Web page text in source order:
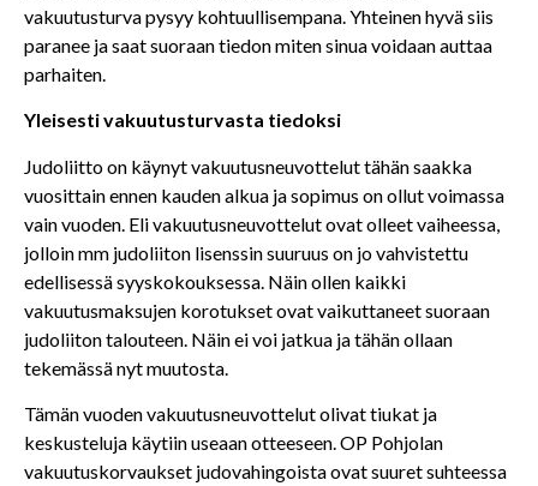
vakuutusturva pysyy kohtuullisempana. Yhteinen hyvä siis
paranee ja saat suoraan tiedon miten sinua voidaan auttaa
parhaiten.
Yleisesti vakuutusturvasta tiedoksi
Judoliitto on käynyt vakuutusneuvottelut tähän saakka
vuosittain ennen kauden alkua ja sopimus on ollut voimassa
vain vuoden. Eli vakuutusneuvottelut ovat olleet vaiheessa,
jolloin mm judoliiton lisenssin suuruus on jo vahvistettu
edellisessä syyskokouksessa. Näin ollen kaikki
vakuutusmaksujen korotukset ovat vaikuttaneet suoraan
judoliiton talouteen. Näin ei voi jatkua ja tähän ollaan
tekemässä nyt muutosta.
Tämän vuoden vakuutusneuvottelut olivat tiukat ja
keskusteluja käytiin useaan otteeseen. OP Pohjolan
vakuutuskorvaukset judovahingoista ovat suuret suhteessa